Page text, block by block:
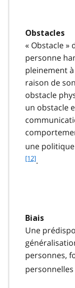
t
e
1
1
Obstacles
« Obstacle »
personne
pleinement
raison de
obstacle
un obstacle
une
[12].
Biais
Une
personnes,